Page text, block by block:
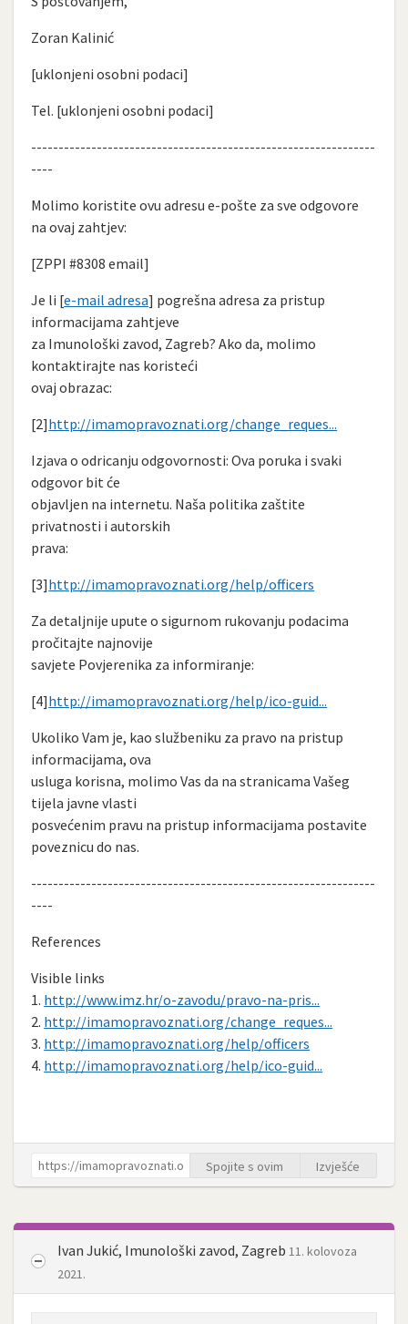
Zoran Kalinić
[uklonjeni osobni podaci]
Tel. [uklonjeni osobni podaci]
---------------------------------------------------------------
----
Molimo koristite ovu adresu e-pošte za sve odgovore
na ovaj zahtjev:
[ZPPI #8308 email]
Je li [e-mail adresa] pogrešna adresa za pristup
informacijama zahtjeve
za Imunološki zavod, Zagreb? Ako da, molimo
kontaktirajte nas koristeći
ovaj obrazac:
[2]http://imamopravoznati.org/change_reques...
Izjava o odricanju odgovornosti: Ova poruka i svaki
odgovor bit će
objavljen na internetu. Naša politika zaštite
privatnosti i autorskih
prava:
[3]http://imamopravoznati.org/help/officers
Za detaljnije upute o sigurnom rukovanju podacima
pročitajte najnovije
savjete Povjerenika za informiranje:
[4]http://imamopravoznati.org/help/ico-guid...
Ukoliko Vam je, kao službeniku za pravo na pristup
informacijama, ova
usluga korisna, molimo Vas da na stranicama Vašeg
tijela javne vlasti
posvećenim pravu na pristup informacijama postavite
poveznicu do nas.
---------------------------------------------------------------
----
References
Visible links
1. http://www.imz.hr/o-zavodu/pravo-na-pris...
2. http://imamopravoznati.org/change_reques...
3. http://imamopravoznati.org/help/officers
4. http://imamopravoznati.org/help/ico-guid...
Spojite s ovim Izvješće
Ivan Jukić, Imunološki zavod, Zagreb 11. kolovoza
2021.